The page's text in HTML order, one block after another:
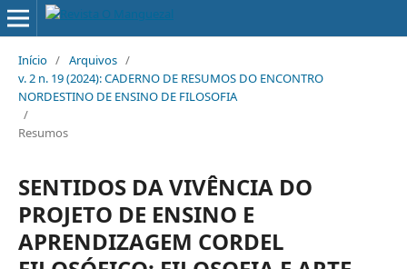
Início / Arquivos /
v. 2 n. 19 (2024): CADERNO DE RESUMOS DO ENCONTRO
NORDESTINO DE ENSINO DE FILOSOFIA
/
Resumos
SENTIDOS DA VIVÊNCIA DO
PROJETO DE ENSINO E
APRENDIZAGEM CORDEL